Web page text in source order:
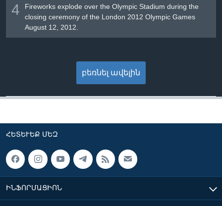
4
Fireworks explode over the Olympic Stadium during the
closing ceremony of the London 2012 Olympic Games
August 12, 2012.
բեռնել ավելին
ՀԵՏԵՒԵՔ ՄԵԶ
ԻՆՖՈՐՄԱՑԻՈՆ